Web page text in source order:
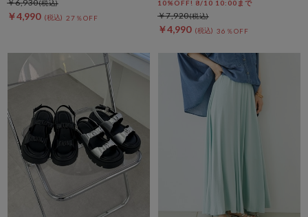
￥4,990 27％OFF
￥6,930
10%OFF! 8/10 10:00まで
￥4,990 36％OFF
￥7,920